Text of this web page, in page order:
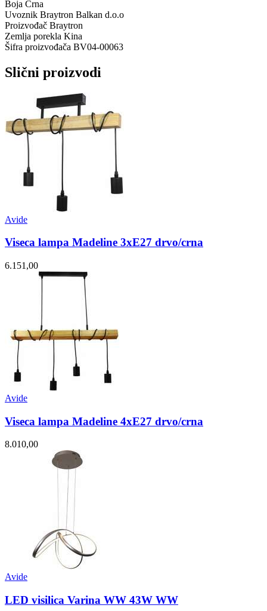
Boja Crna
Uvoznik Braytron Balkan d.o.o
Proizvođač Braytron
Zemlja porekla Kina
Šifra proizvođača BV04-00063
Slični proizvodi
Avide
Viseca lampa Madeline 3xE27 drvo/crna
6.151,00
Avide
Viseca lampa Madeline 4xE27 drvo/crna
8.010,00
Avide
LED visilica Varina WW 43W WW